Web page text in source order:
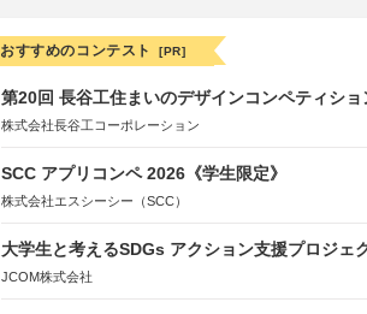
おすすめのコンテスト [PR]
第20回 長谷工住まいのデザインコンペティショ
株式会社長谷工コーポレーション
SCC アプリコンペ 2026《学生限定》
株式会社エスシーシー（SCC）
大学生と考えるSDGs アクション支援プロジェ
JCOM株式会社